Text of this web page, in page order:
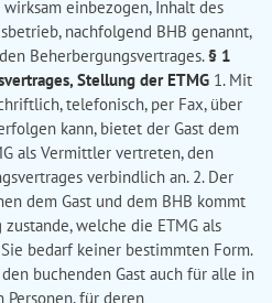
einbezogen, Inhalt des
nachfolgend BHB genannt,
Beherbergungsvertrages.§ 1
Stellung der ETMG 1. Mit
telefonisch, per Fax, über
kann, bietet der Gast dem
als Vermittler vertreten, den
verbindlich an. 2. Der
dem Gast und dem BHB kommt
welche die ETMG als
bedarf keiner bestimmten Form.
buchenden Gast auch für alle in
für deren